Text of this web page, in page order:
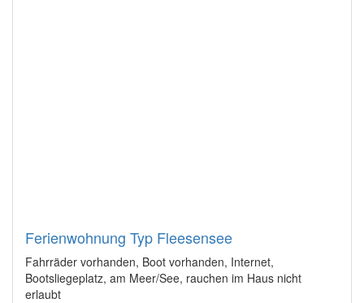
Ferienwohnung Typ Fleesensee
Fahrräder vorhanden, Boot vorhanden, Internet,
Bootsliegeplatz, am Meer/See, rauchen im Haus nicht
erlaubt